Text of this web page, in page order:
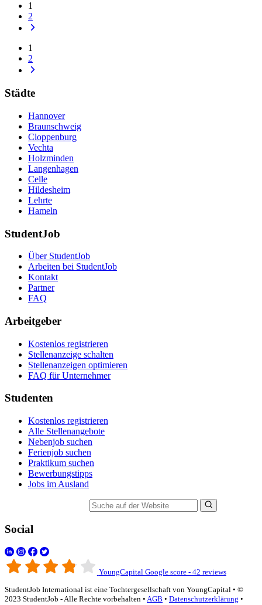
1
2
1
2
Städte
Hannover
Braunschweig
Cloppenburg
Vechta
Holzminden
Langenhagen
Celle
Hildesheim
Lehrte
Hameln
StudentJob
Über StudentJob
Arbeiten bei StudentJob
Kontakt
Partner
FAQ
Arbeitgeber
Kostenlos registrieren
Stellenanzeige schalten
Stellenanzeigen optimieren
FAQ für Unternehmer
Studenten
Kostenlos registrieren
Alle Stellenangebote
Nebenjob suchen
Ferienjob suchen
Praktikum suchen
Bewerbungstipps
Jobs im Ausland
Social
YoungCapital Google score - 42 reviews
StudentJob International ist eine Tochtergesellschaft von YoungCapital • ©
2023 StudentJob - Alle Rechte vorbehalten • AGB • Datenschutzerklärung •